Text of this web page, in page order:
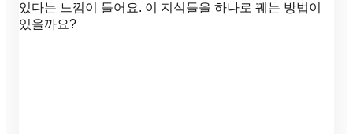
있다는 느낌이 들어요. 이 지식들을 하나로 꿰는 방법이
있을까요?